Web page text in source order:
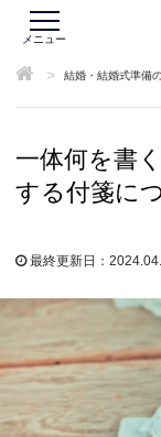
メニュー
> 結婚・結婚式準備
一体何を書
する付箋に
最終更新日：